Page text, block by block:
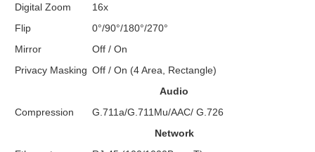
Digital Zoom
16x
Flip
0°/90°/180°/270°
Mirror
Off / On
Privacy Masking Off / On (4 Area, Rectangle)
Audio
Compression
G.711a/G.711Mu/AAC/ G.726
Network